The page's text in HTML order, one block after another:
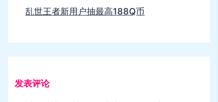
乱世王者新用户抽最高188Q币
发表评论